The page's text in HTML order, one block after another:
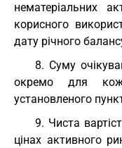
нематеріальних
корисного
дату річного
8. Суму
окремо для
установленого
9. Чиста
цінах активного